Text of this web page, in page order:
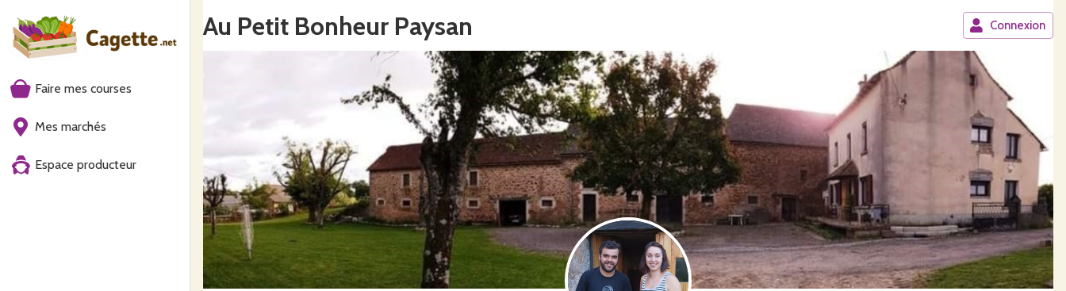
Faire mes courses
Mes marchés
Espace producteur
Au Petit Bonheur Paysan Connexion